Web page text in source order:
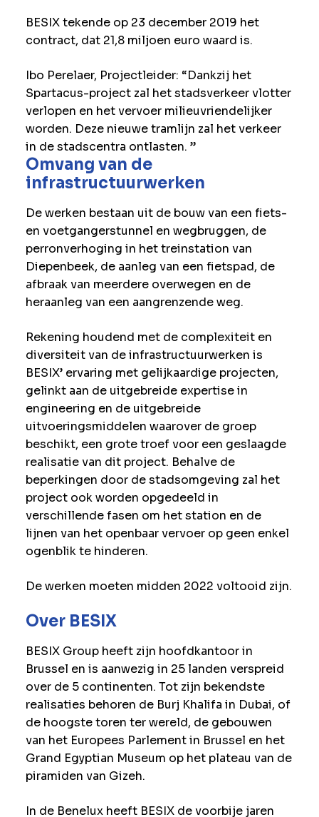
BESIX tekende op 23 december 2019 het
contract, dat 21,8 miljoen euro waard is.
Ibo Perelaer, Projectleider: “Dankzij het
Spartacus-project zal het stadsverkeer vlotter
verlopen en het vervoer milieuvriendelijker
worden. Deze nieuwe tramlijn zal het verkeer
in de stadscentra ontlasten. ”
Omvang van de
infrastructuurwerken
De werken bestaan uit de bouw van een fiets-
en voetgangerstunnel en wegbruggen, de
perronverhoging in het treinstation van
Diepenbeek, de aanleg van een fietspad, de
afbraak van meerdere overwegen en de
heraanleg van een aangrenzende weg.
Rekening houdend met de complexiteit en
diversiteit van de infrastructuurwerken is
BESIX’ ervaring met gelijkaardige projecten,
gelinkt aan de uitgebreide expertise in
engineering en de uitgebreide
uitvoeringsmiddelen waarover de groep
beschikt, een grote troef voor een geslaagde
realisatie van dit project. Behalve de
beperkingen door de stadsomgeving zal het
project ook worden opgedeeld in
verschillende fasen om het station en de
lijnen van het openbaar vervoer op geen enkel
ogenblik te hinderen.
De werken moeten midden 2022 voltooid zijn.
Over BESIX
BESIX Group heeft zijn hoofdkantoor in
Brussel en is aanwezig in 25 landen verspreid
over de 5 continenten. Tot zijn bekendste
realisaties behoren de Burj Khalifa in Dubai, of
de hoogste toren ter wereld, de gebouwen
van het Europees Parlement in Brussel en het
Grand Egyptian Museum op het plateau van de
piramiden van Gizeh.
In de Benelux heeft BESIX de voorbije jaren